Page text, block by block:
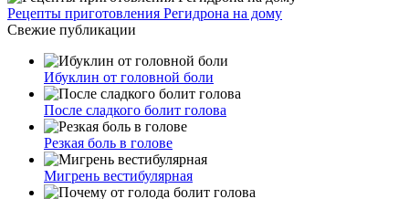
Рецепты приготовления Регидрона на дому
Свежие публикации
Ибуклин от головной боли
После сладкого болит голова
Резкая боль в голове
Мигрень вестибулярная